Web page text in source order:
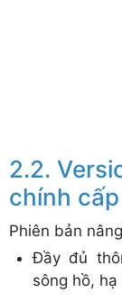
chính
Phiên bản
Đầy đủ
sông hồ,